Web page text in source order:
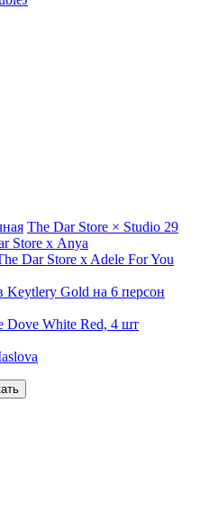
The Dar Store × Studio 29
Store x Anya
Dar Store x Adele For You
Keytlery Gold на 6 персон
Dove White Red, 4 шт